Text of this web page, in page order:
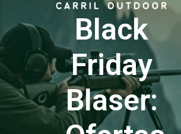
Black
Friday
Blaser: